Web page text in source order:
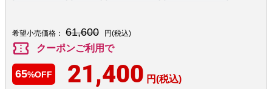
希望小売価格： 61,600 円(税込)
confirmation_number クーポンご利用で
65%OFF 21,400 円(税込)